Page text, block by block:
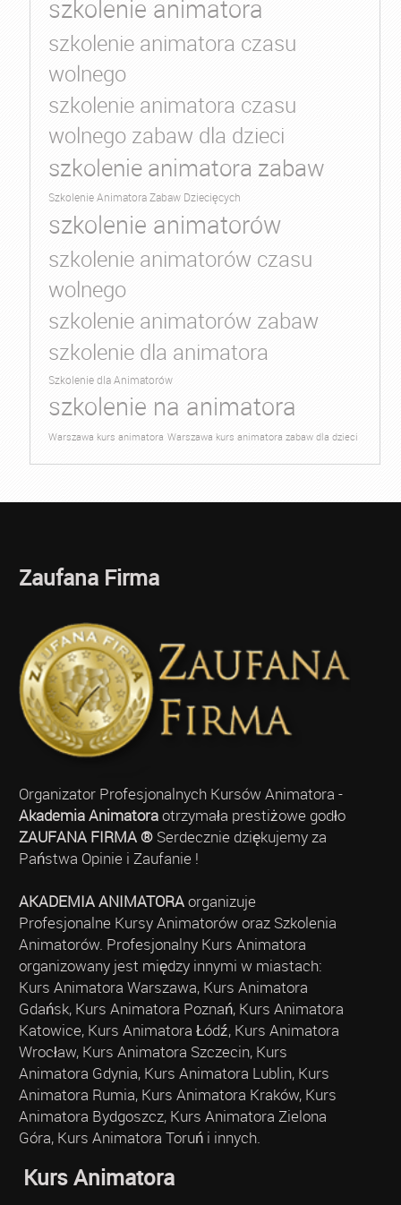
szkolenie animatora
szkolenie animatora czasu
wolnego
szkolenie animatora czasu
wolnego zabaw dla dzieci
szkolenie animatora zabaw
Szkolenie Animatora Zabaw Dziecięcych
szkolenie animatorów
szkolenie animatorów czasu
wolnego
szkolenie animatorów zabaw
szkolenie dla animatora
Szkolenie dla Animatorów
szkolenie na animatora
Warszawa kurs animatora Warszawa kurs animatora zabaw dla dzieci
Zaufana Firma
Organizator Profesjonalnych Kursów Animatora -
Akademia Animatoraotrzymała prestiżowe godło
ZAUFANA FIRMA ®Serdecznie dziękujemy za
Państwa Opinie i Zaufanie !
AKADEMIA ANIMATORAorganizuje
Profesjonalne Kursy Animatorów oraz Szkolenia
Animatorów. Profesjonalny Kurs Animatora
organizowany jest między innymi w miastach:
Kurs Animatora Warszawa, Kurs Animatora
Gdańsk, Kurs Animatora Poznań, Kurs Animatora
Katowice, Kurs Animatora Łódź, Kurs Animatora
Wrocław, Kurs Animatora Szczecin, Kurs
Animatora Gdynia, Kurs Animatora Lublin, Kurs
Animatora Rumia, Kurs Animatora Kraków, Kurs
Animatora Bydgoszcz, Kurs Animatora Zielona
Góra, Kurs Animatora Toruń i innych.
Kurs Animatora